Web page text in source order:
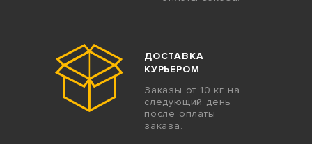
ДОСТАВКА
КУРЬЕРОМ
Заказы от 10 кг на
следующий день
после оплаты
заказа.